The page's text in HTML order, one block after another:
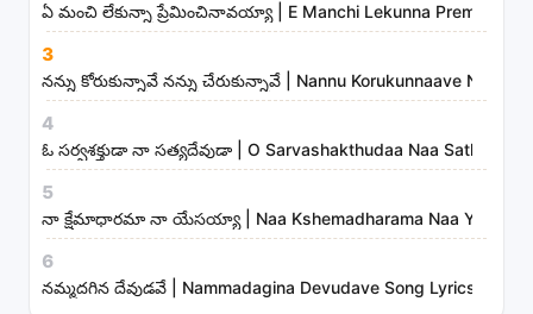
m
i
n
i
s
t
r
i
e
s
ఏ మంచి లేకున్నా ప్రేమించినావయ్యా | E Manchi Lekunna
3
నన్ను కోరుకున్నావే నన్ను చేరుకున్నావే | Nannu Korukunnaave Nannu
4
ఓ సర్వశక్తుడా నా సత్యదేవుడా | O Sarvashakthudaa Naa
5
నా క్షేమాధారమా నా యేసయ్యా | Naa Kshemadharama Naa Yesayya
6
నమ్మదగిన దేవుడవే | Nammadagina Devudave Song Lyrics